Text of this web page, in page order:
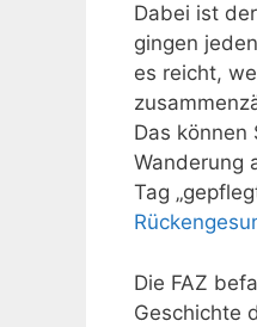
Dabei ist
gingen
es reicht,
Das
Wanderung
Tag
Die FAZ
Geschichte